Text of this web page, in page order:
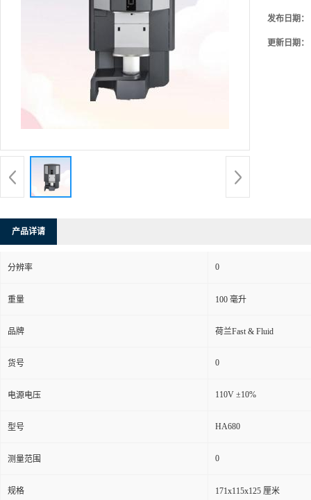
发布日期：
更新日期：
产品详请
分辨率 0
重量 100 毫升
品牌 荷兰Fast & Fluid
货号 0
电源电压 110V ±10%
型号 HA680
测量范围 0
规格 171x115x125 厘米